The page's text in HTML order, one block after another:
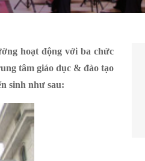
hoạt động với ba chức
tâm giáo dục & đào tạo
sinh như sau: